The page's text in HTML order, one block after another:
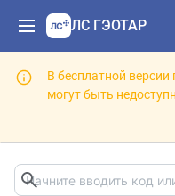
ЛС ГЭОТАР
В бесплатной
могут быть